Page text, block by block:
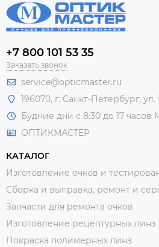
+7 800 101 53 35
Заказать звонок
service@opticmaster.ru
196070, г. Санкт-Петербург, ул.
Будние дни с 8:30 до 17 часов
ОПТИКМАСТЕР
КАТАЛОГ
Изготовление очков и
Сборка и выправка, ремонт и
Запчасти для ремонта очков
Изготовление рецептурных линз
Покраска полимерных линз